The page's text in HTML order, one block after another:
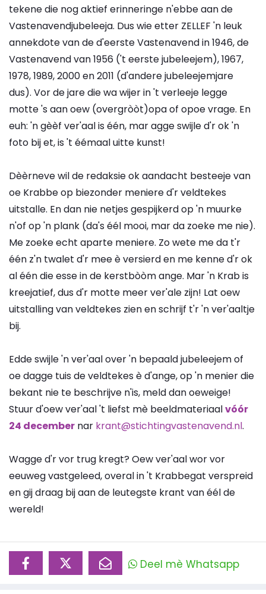
tekene die nog aktief erinneringe n'ebbe aan de
Vastenavendjubeleeja. Dus wie etter ZELLEF 'n leuk
annekdote van de d'eerste Vastenavend in 1946, de
Vastenavend van 1956 ('t eerste jubeleejem), 1967,
1978, 1989, 2000 en 2011 (d'andere jubeleejemjare
dus). Vor de jare die wa wijer in 't verleeje legge
motte 's aan oew (overgròòt)opa of opoe vrage. En
euh: 'n gèèf ver'aal is één, mar agge swijle d'r ok 'n
foto bij et, is 't éémaal uitte kunst!
Dèèrneve wil de redaksie ok aandacht besteeje van
oe Krabbe op biezonder meniere d'r veldtekes
uitstalle. En dan nie netjes gespijkerd op 'n muurke
n'of op 'n plank (da's éél mooi, mar da zoeke me nie).
Me zoeke echt aparte meniere. Zo wete me da t'r
één z'n twalet d'r mee è versierd en me kenne d'r ok
al één die esse in de kerstbòòm ange. Mar 'n Krab is
kreejatief, dus d'r motte meer ver'ale zijn! Lat oew
uitstalling van veldtekes zien en schrijf t'r 'n ver'aaltje
bij.
Edde swijle 'n ver'aal over 'n bepaald jubeleejem of
oe dagge tuis de veldtekes è d'ange, op 'n menier die
bekant nie te beschrijve n'is, meld dan oeweige!
Stuur d'oew ver'aal 't liefst mè beeldmateriaalvóór
24 december nar krant@stichtingvastenavend.nl.
Wagge d'r vor trug kregt? Oew ver'aal wor vor
eeuweg vastgeleed, overal in 't Krabbegat verspreid
en gij draag bij aan de leutegste krant van éél de
wereld!
Deel mè Whatsapp